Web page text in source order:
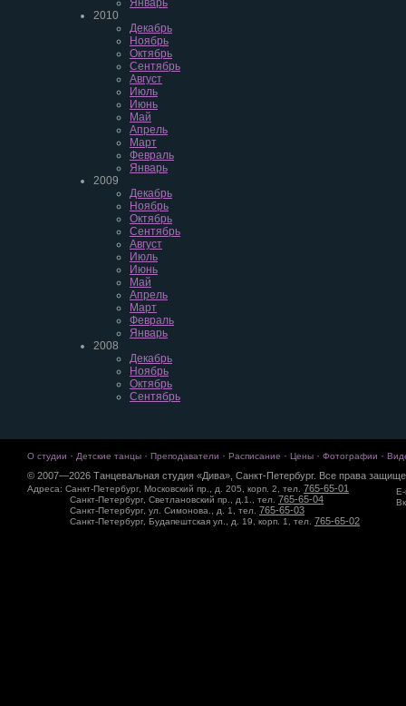
Январь
2010
Декабрь
Ноябрь
Октябрь
Сентябрь
Август
Июль
Июнь
Май
Апрель
Март
Февраль
Январь
2009
Декабрь
Ноябрь
Октябрь
Сентябрь
Август
Июль
Июнь
Май
Апрель
Март
Февраль
Январь
2008
Декабрь
Ноябрь
Октябрь
Сентябрь
О студии · Детские танцы · Преподаватели · Расписание · Цены · Фотографии ·
© 2007—2026 Танцевальная студия «Дива», Санкт-Петербург. Все права
Адреса: Санкт-Петербург, Московский пр., д. 205, корп. 2, тел. 765-65-01
Санкт-Петербург, Светлановский пр., д.1., тел. 765-65-04
Санкт-Петербург, ул. Симонова., д. 1, тел. 765-65-03
Санкт-Петербург, Будапештская ул., д. 19, корп. 1, тел. 765-65-02